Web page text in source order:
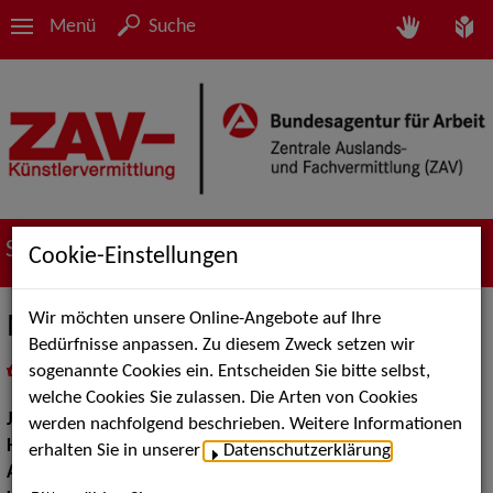
Menü Suche
Suche nach Künstler*innen
Monika Schweighofer
als PDF speichern
inMeine Merklistelegen
Jahrgang:1999
Haarfarbe:braun
Augenfarbe:
Cookie-Einstellungen
Wir möchten unsere Online-Angebote auf Ihre
Bedürfnisse anpassen. Zu diesem Zweck setzen wir
sogenannte Cookies ein. Entscheiden Sie bitte selbst,
welche Cookies Sie zulassen. Die Arten von Cookies
werden nachfolgend beschrieben. Weitere Informationen
erhalten Sie in unserer
Datenschutzerklärung